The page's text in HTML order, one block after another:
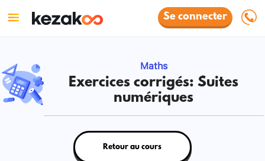
Se connecter
Maths
Exercices corrigés: Suites
numériques
Retour au cours